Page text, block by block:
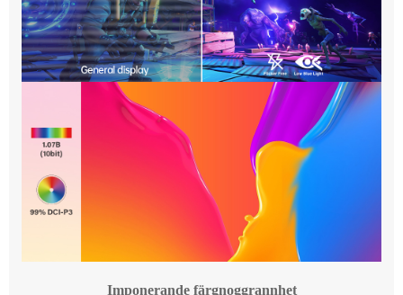
Imponerande färgnoggrannhet